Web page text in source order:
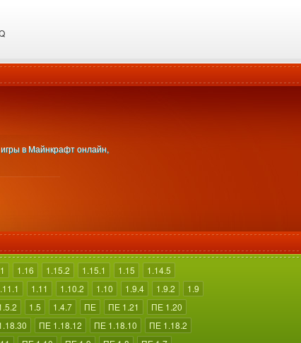
в Майнкрафт онлайн,
1.16 1.15.2 1.15.1 1.15
1.14.5
1.11 1.10.2 1.10 1.9.4 1.9.2
1.9
1.5 1.4.7 ПЕ ПЕ 1.21
ПЕ 1.20
ПЕ 1.18.12 ПЕ 1.18.10
ПЕ 1.18.2